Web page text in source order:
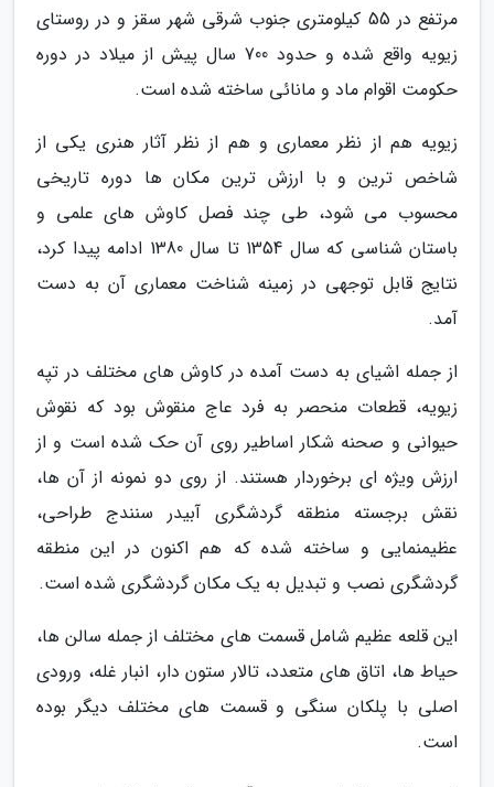
مرتفع در 55 کیلومتری جنوب شرقی شهر سقز و در روستای
زیویه واقع شده و حدود 700 سال پیش از میلاد در دوره
حکومت اقوام ماد و مانائی ساخته شده است.
زیویه هم از نظر معماری و هم از نظر آثار هنری یکی از
شاخص ترین و با ارزش ترین مکان ها دوره تاریخی
محسوب می شود، طی چند فصل کاوش های علمی و
باستان شناسی که سال 1354 تا سال 1380 ادامه پیدا کرد،
نتایج قابل توجهی در زمینه شناخت معماری آن به دست
آمد.
از جمله اشیای به دست آمده در کاوش های مختلف در تپه
زیویه، قطعات منحصر به فرد عاج منقوش بود که نقوش
حیوانی و صحنه شکار اساطیر روی آن حک شده است و از
ارزش ویژه ای برخوردار هستند. از روی دو نمونه از آن ها،
نقش برجسته منطقه گردشگری آبیدر سنندج طراحی،
عظیمنمایی و ساخته شده که هم اکنون در این منطقه
گردشگری نصب و تبدیل به یک مکان گردشگری شده است.
این قلعه عظیم شامل قسمت های مختلف از جمله سالن ها،
حیاط ها، اتاق های متعدد، تالار ستون دار، انبار غله، ورودی
اصلی با پلکان سنگی و قسمت های مختلف دیگر بوده
است.